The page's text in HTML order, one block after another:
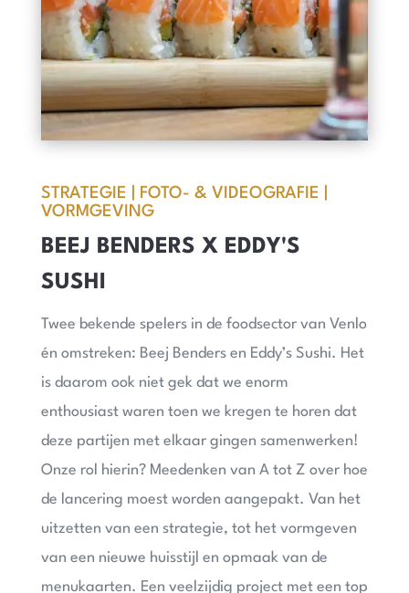
STRATEGIE | FOTO- & VIDEOGRAFIE |
VORMGEVING
BEEJ BENDERS X EDDY'S
SUSHI
Twee bekende spelers in de foodsector van Venlo
én omstreken: Beej Benders en Eddy’s Sushi. Het
is daarom ook niet gek dat we enorm
enthousiast waren toen we kregen te horen dat
deze partijen met elkaar gingen samenwerken!
Onze rol hierin? Meedenken van A tot Z over hoe
de lancering moest worden aangepakt. Van het
uitzetten van een strategie, tot het vormgeven
van een nieuwe huisstijl en opmaak van de
menukaarten. Een veelzijdig project met een top